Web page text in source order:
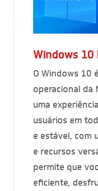
Windows 10
O Windows 10
operacional da
uma
usuários em
e estável, com
e recursos
permite que
eficiente,